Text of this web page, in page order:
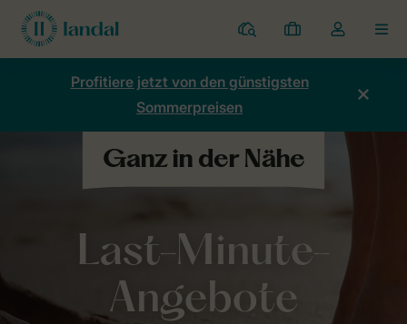
Ferienparks
Meine
Buchungen
Dropdown-
Menü
Kontos
Profitiere jetzt von den günstigsten
Sommerpreisen
Last-Minute-
Angebote